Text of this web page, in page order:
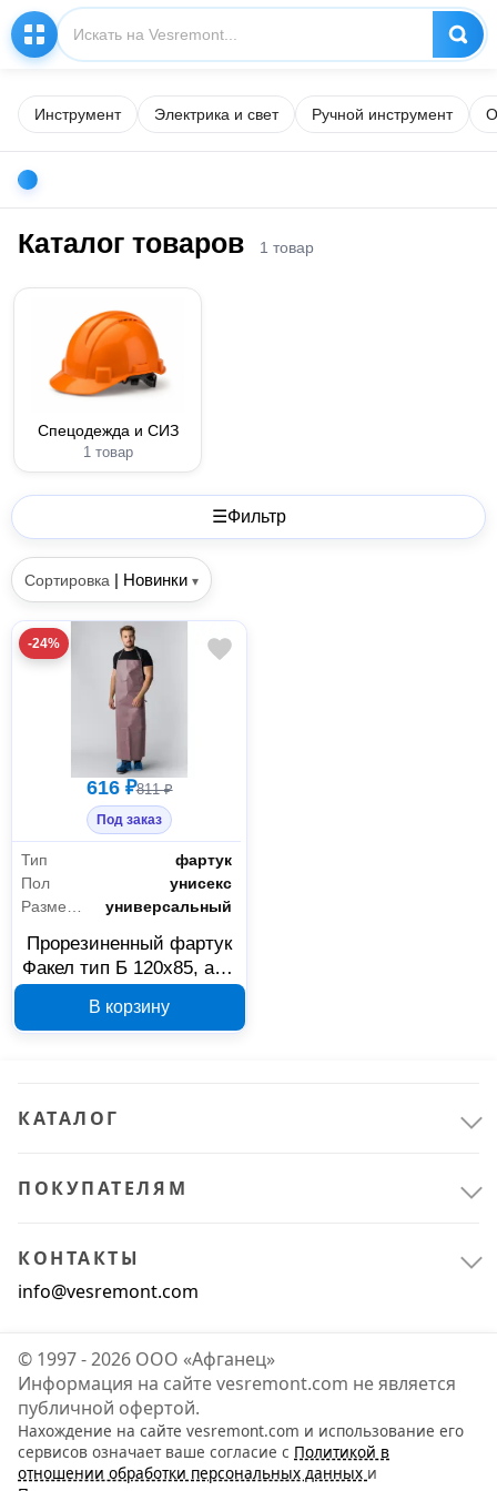
Инструмент Электрика и свет Ручной инструмент
Каталог товаров 1 товар
Спецодежда и СИЗ
1 товар
☰Фильтр
Сортировка | Новинки ▾
-24%
616 ₽811 ₽
Под заказ
Тип
фартук
Пол
унисекс
универсальный
Прорезиненный фартук
Факел тип Б 120x85, арт.
В корзину
КАТАЛОГ
ПОКУПАТЕЛЯМ
КОНТАКТЫ
info@vesremont.com
© 1997 - 2026 ООО «Афганец»
Информация на сайте vesremont.com не является
публичной офертой.
Нахождение на сайте vesremont.com и использование его
сервисов означает ваше согласие с Политикой в
отношении обработки персональных данных и